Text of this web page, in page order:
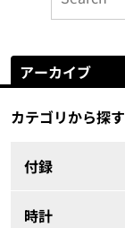
アーカイブ
カテゴリから探す
付録
時計